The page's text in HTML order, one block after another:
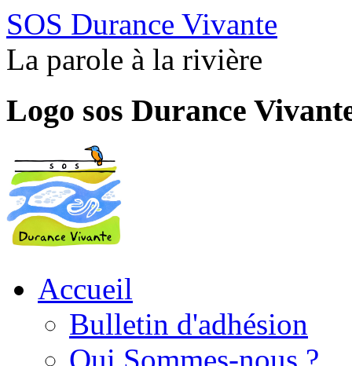
SOS Durance Vivante
La parole à la rivière
Logo sos Durance
Accueil
Bulletin d'adhésion